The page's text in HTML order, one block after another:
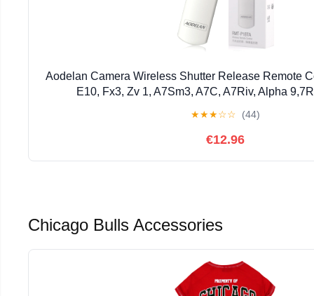
Aodelan Camera Wireless Shutter Release Remote
E10, Fx3, Zv 1, A7Sm3, A7C, A7Riv, Alpha
★★★☆☆ (44)
€12.96
Chicago Bulls Accessories